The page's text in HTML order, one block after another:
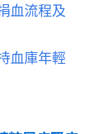
血流程及
血庫年輕